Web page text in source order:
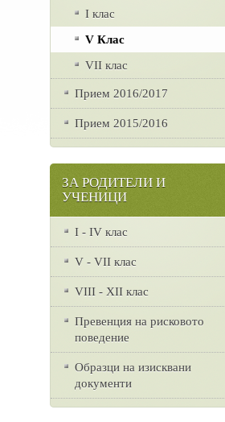
I клас
V Клас
VII клас
Прием 2016/2017
Прием 2015/2016
ЗА РОДИТЕЛИ И
УЧЕНИЦИ
I - IV клас
V - VII клас
VІІІ - ХІІ клас
Превенция на рисковото
поведение
Образци на изисквани
документи